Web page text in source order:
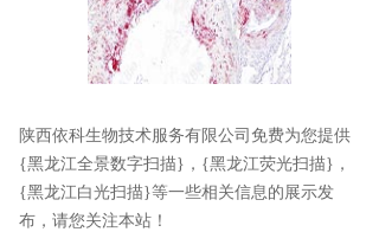
陕西依科生物技术服务有限公司免费为您提供
{黑龙江全景数字扫描} ，{黑龙江荧光扫描}，
{黑龙江白光扫描}等一些相关信息的展示发
布，请您关注本站！